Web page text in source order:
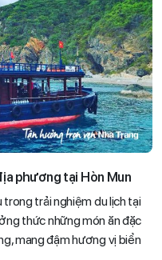
phương tại Hòn Mun
trải nghiệm du lịch tại
thức những món ăn đặc
mang đậm hương vị biển